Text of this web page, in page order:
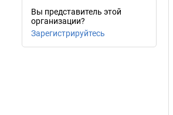
Вы представитель этой
организации?
Зарегистрируйтесь